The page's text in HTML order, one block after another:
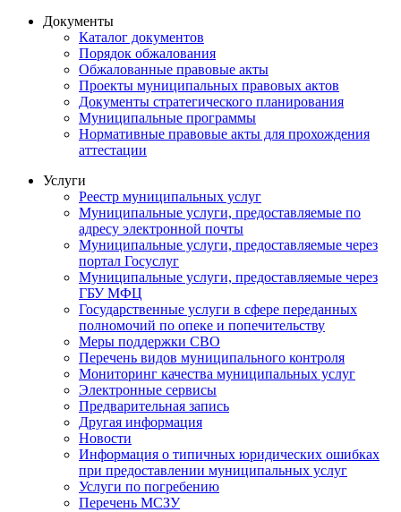
Документы
Каталог документов
Порядок обжалования
Обжалованные правовые акты
Проекты муниципальных правовых актов
Документы стратегического планирования
Муниципальные программы
Нормативные правовые акты для прохождения
аттестации
Услуги
Реестр муниципальных услуг
Муниципальные услуги, предоставляемые по
адресу электронной почты
Муниципальные услуги, предоставляемые через
портал Госуслуг
Муниципальные услуги, предоставляемые через
ГБУ МФЦ
Государственные услуги в сфере переданных
полномочий по опеке и попечительству
Меры поддержки СВО
Перечень видов муниципального контроля
Мониторинг качества муниципальных услуг
Электронные сервисы
Предварительная запись
Другая информация
Новости
Информация о типичных юридических ошибках
при предоставлении муниципальных услуг
Услуги по погребению
Перечень МСЗУ